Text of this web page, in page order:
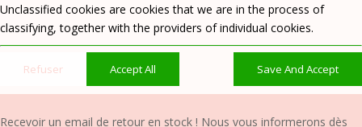
Unclassified cookies are cookies that we are in the process of
classifying, together with the providers of individual cookies.
Refuser Accept All Save And Accept
Recevoir un email de retour en stock ! Nous vous informerons dès